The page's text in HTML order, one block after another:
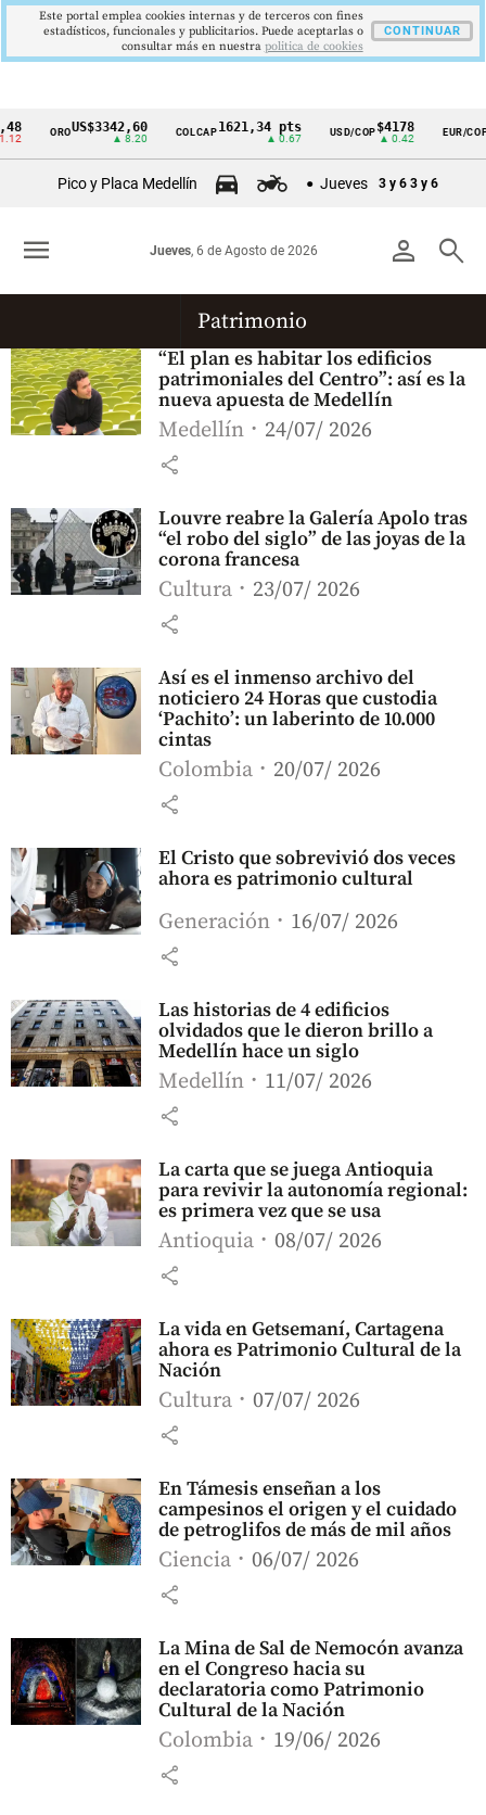
Cintillo
Colombia
OROUS$3342,60
▲ 8.20
COLCAP1621,34 pts
▲ 0.67
USD/COP$4178
▲ 0.42
EUR/COP
Pico y Placa Medellín Jueves 3 y 6 3 y 6
person search
Jueves, 6 de Agosto de 2026
menu
Patrimonio
“El plan es habitar los edificios
patrimoniales del Centro”: así es la
nueva apuesta de Medellín
Medellín 24/07/ 2026
share
Louvre reabre la Galería Apolo tras
“el robo del siglo” de las joyas de la
corona francesa
Cultura 23/07/ 2026
share
Así es el inmenso archivo del
noticiero 24 Horas que custodia
‘Pachito’: un laberinto de 10.000
cintas
Colombia 20/07/ 2026
share
El Cristo que sobrevivió dos veces
ahora es patrimonio cultural
Generación 16/07/ 2026
share
Las historias de 4 edificios
olvidados que le dieron brillo a
Medellín hace un siglo
Medellín 11/07/ 2026
share
La carta que se juega Antioquia
para revivir la autonomía regional:
es primera vez que se usa
Antioquia 08/07/ 2026
share
La vida en Getsemaní, Cartagena
ahora es Patrimonio Cultural de la
Nación
Cultura 07/07/ 2026
share
En Támesis enseñan a los
campesinos el origen y el cuidado
de petroglifos de más de mil años
Ciencia 06/07/ 2026
share
La Mina de Sal de Nemocón avanza
en el Congreso hacia su
declaratoria como Patrimonio
Cultural de la Nación
Colombia 19/06/ 2026
share
Este portal emplea cookies internas y de terceros con fines
estadísticos, funcionales y publicitarios. Puede aceptarlas o
consultar más en nuestra politica de cookies
CONTINUAR